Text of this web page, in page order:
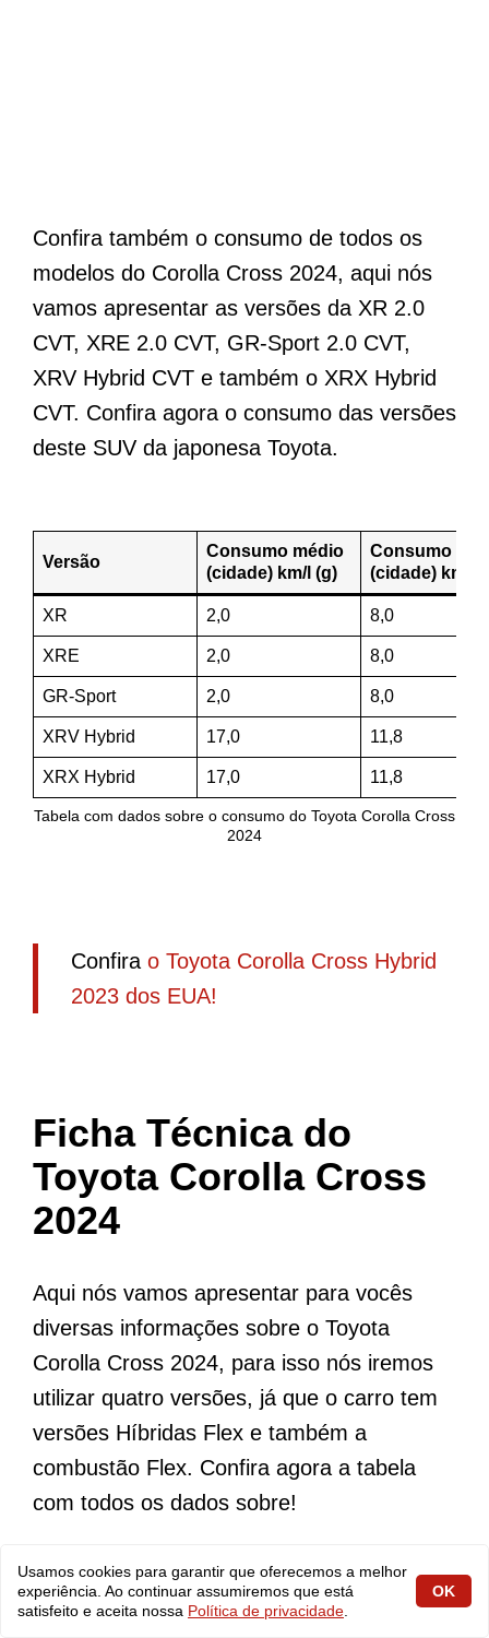
Confira também o consumo de todos os
modelos do Corolla Cross 2024, aqui nós
vamos apresentar as versões da XR 2.0
CVT, XRE 2.0 CVT, GR-Sport 2.0 CVT,
XRV Hybrid CVT e também o XRX Hybrid
CVT. Confira agora o consumo das versões
deste SUV da japonesa Toyota.
Versão
Consumo médio
(cidade) km/l (g)
Consumo
(cidade) km/l
XR 2,0 8,0
XRE 2,0 8,0
GR-Sport 2,0 8,0
XRV Hybrid 17,0 11,8
XRX Hybrid 17,0 11,8
Tabela com dados sobre o consumo do Toyota Corolla Cross
2024
Confira o Toyota Corolla Cross Hybrid
2023 dos EUA!
Ficha Técnica do
Toyota Corolla Cross
2024
Aqui nós vamos apresentar para vocês
diversas informações sobre o Toyota
Corolla Cross 2024, para isso nós iremos
utilizar quatro versões, já que o carro tem
versões Híbridas Flex e também a
combustão Flex. Confira agora a tabela
com todos os dados sobre!
Toyota Corolla
Toyota
Usamos cookies para garantir que oferecemos a melhor
experiência. Ao continuar assumiremos que está
satisfeito e aceita nossa Política de privacidade
OK